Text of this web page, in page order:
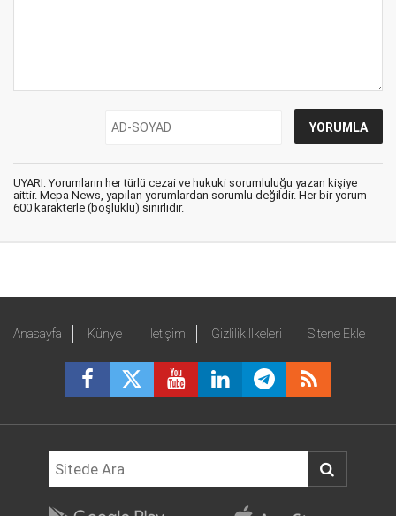
UYARI: Yorumların her türlü cezai ve hukuki sorumluluğu yazan kişiye
aittir. Mepa News, yapılan yorumlardan sorumlu değildir. Her bir yorum
600 karakterle (boşluklu) sınırlıdır.
Anasayfa Künye İletişim Gizlilik İlkeleri Sitene Ekle